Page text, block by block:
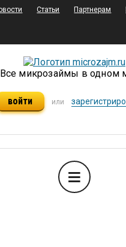
Статьи Партнерам
Все микрозаймы в одном
войти или